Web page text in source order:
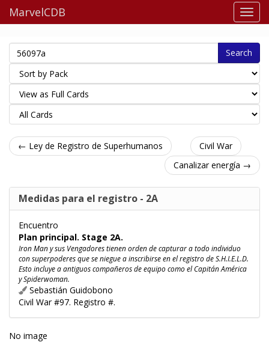
MarvelCDB
Search
← Ley de Registro de Superhumanos
Civil War
Canalizar energía →
Medidas para el registro - 2A
Encuentro
Plan principal. Stage 2A.
Iron Man y sus Vengadores tienen orden de capturar a todo individuo
con superpoderes que se niegue a inscribirse en el registro de S.H.I.E.L.D.
Esto incluye a antiguos compañeros de equipo como el Capitán América
y Spiderwoman.
Sebastián Guidobono
Civil War #97. Registro #.
No image